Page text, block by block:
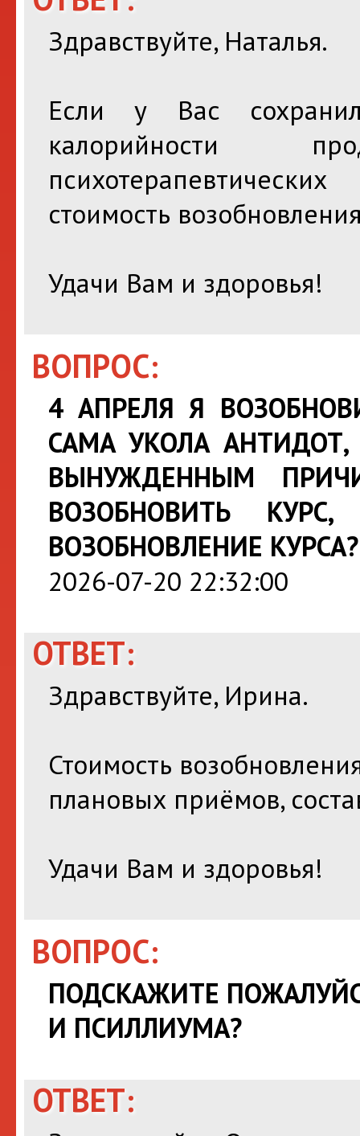
Здравствуйте, Наталья.
Если у Вас
калорийности
стоимость
Удачи Вам и здоровья!
ВОПРОС:
4 АПРЕЛЯ Я
САМА УКОЛА
ВЫНУЖДЕННЫМ
ВОЗОБНОВИТЬ
ВОЗОБНОВЛЕНИЕ
2026-07-20 22:32:00
ОТВЕТ:
Здравствуйте, Ирина.
Стоимость
плановых приёмов,
Удачи Вам и здоровья!
ВОПРОС:
ПОДСКАЖИТЕ
И ПСИЛЛИУМА?
ОТВЕТ: